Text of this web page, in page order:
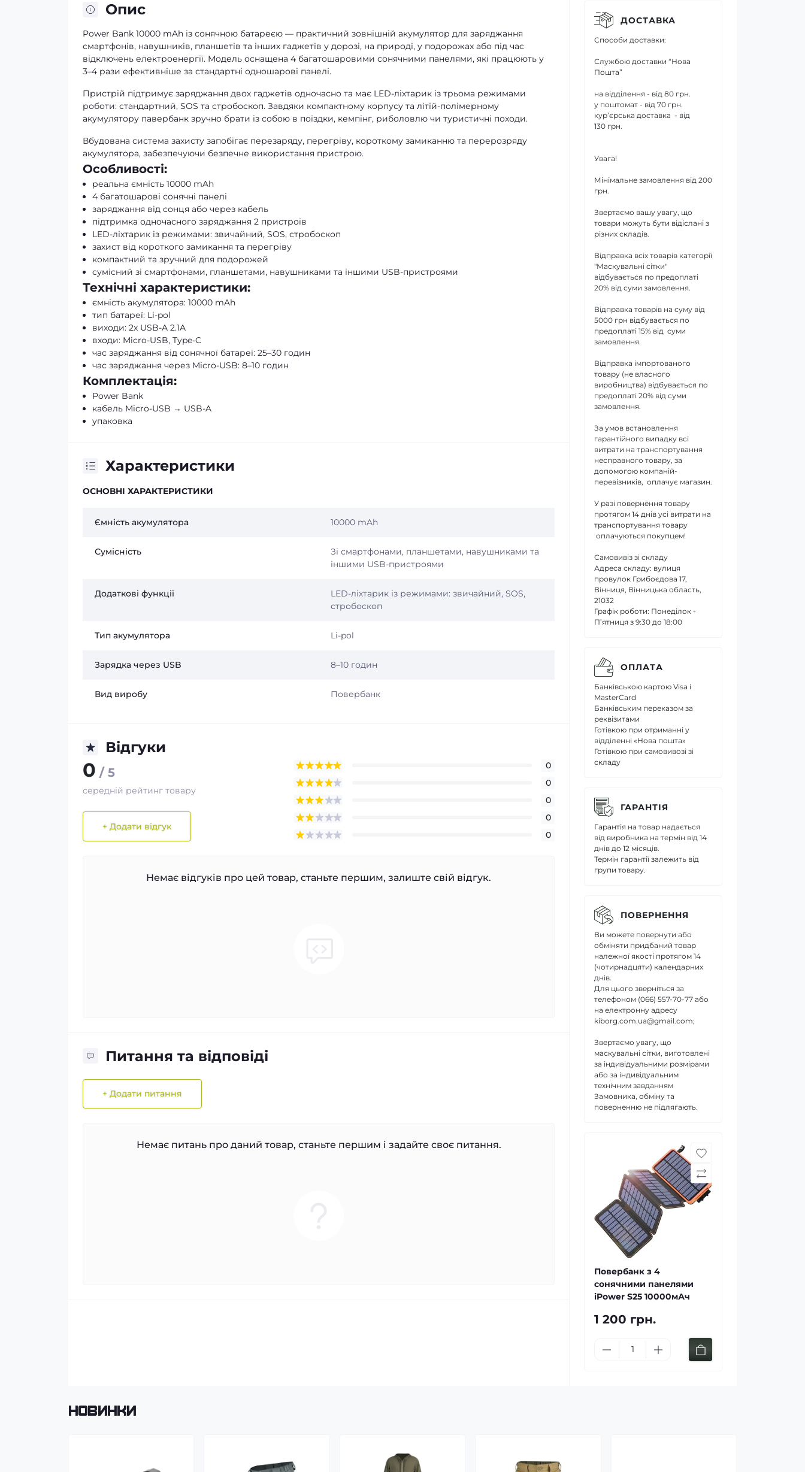
Опис
Power Bank 10000 mAh із сонячною батареєю — практичний зовнішній акумулятор для заряджання
смартфонів, навушників, планшетів та інших гаджетів у дорозі, на природі, у подорожах або під час
відключень електроенергії. Модель оснащена 4 багатошаровими сонячними панелями, які працюють у
3–4 рази ефективніше за стандартні одношарові панелі.
Пристрій підтримує заряджання двох гаджетів одночасно та має LED-ліхтарик із трьома режимами
роботи: стандартний, SOS та стробоскоп. Завдяки компактному корпусу та літій-полімерному
акумулятору павербанк зручно брати із собою в поїздки, кемпінг, риболовлю чи туристичні походи.
Вбудована система захисту запобігає перезаряду, перегріву, короткому замиканню та перерозряду
акумулятора, забезпечуючи безпечне використання пристрою.
Особливості:
реальна ємність 10000 mAh
4 багатошарові сонячні панелі
заряджання від сонця або через кабель
підтримка одночасного заряджання 2 пристроїв
LED-ліхтарик із режимами: звичайний, SOS, стробоскоп
захист від короткого замикання та перегріву
компактний та зручний для подорожей
сумісний зі смартфонами, планшетами, навушниками та іншими USB-пристроями
Технічні характеристики:
ємність акумулятора: 10000 mAh
тип батареї: Li-pol
виходи: 2x USB-A 2.1A
входи: Micro-USB, Type-C
час заряджання від сонячної батареї: 25–30 годин
час заряджання через Micro-USB: 8–10 годин
Комплектація:
Power Bank
кабель Micro-USB → USB-A
упаковка
Характеристики
ОСНОВНІ ХАРАКТЕРИСТИКИ
Ємність акумулятора 10000 mAh
Сумісність
Зі смартфонами, планшетами, навушниками та
іншими USB-пристроями
Додаткові функції
LED-ліхтарик із режимами: звичайний, SOS,
стробоскоп
Тип акумулятора Li-pol
Зарядка через USB 8–10 годин
Вид виробу Повербанк
Відгуки
0 / 5
середній рейтинг товару
+ Додати відгук
0
0
0
0
0
Немає відгуків про цей товар, станьте першим, залиште свій відгук.
Питання та відповіді
+ Додати питання
Немає питань про даний товар, станьте першим і задайте своє питання.
ДОСТАВКА
Способи доставки:
Службою доставки “Нова
Пошта”
на відділення - від 80 грн.
у поштомат - від 70 грн.
кур’єрська доставка - від
130 грн.
Увага!
Мінімальне замовлення від 200
грн.
Звертаємо вашу увагу, що
товари можуть бути відіслані з
різних складів.
Відправка всіх товарів категорії
"Маскувальні сітки"
відбувається по предоплаті
20% від суми замовлення.
Відправка товарів на суму від
5000 грн відбувається по
предоплаті 15% від суми
замовлення.
Відправка імпортованого
товару (не власного
виробництва) відбувається по
предоплаті 20% від суми
замовлення.
За умов встановлення
гарантійного випадку всі
витрати на транспортування
несправного товару, за
допомогою компаній-
перевізників, оплачує магазин.
У разі повернення товару
протягом 14 днів усі витрати на
транспортування товару
оплачуються покупцем!
Самовивіз зі складу
Адреса складу: вулиця
провулок Грибоєдова 17,
Вінниця, Вінницька область,
21032
Графік роботи: Понеділок -
П’ятниця з 9:30 до 18:00
ОПЛАТА
Банківською картою Visa і
MasterCard
Банківським переказом за
реквізитами
Готівкою при отриманні у
відділенні «Нова пошта»
Готівкою при самовивозі зі
складу
ГАРАНТІЯ
Гарантія на товар надається
від виробника на термін від 14
днів до 12 місяців.
Термін гарантії залежить від
групи товару.
ПОВЕРНЕННЯ
Ви можете повернути або
обміняти придбаний товар
належної якості протягом 14
(чотирнадцяти) календарних
днів.
Для цього зверніться за
телефоном (066) 557-70-77 або
на електронну адресу
kiborg.com.ua@gmail.com;
Звертаємо увагу, що
маскувальні сітки, виготовлені
за індивідуальними розмірами
або за індивідуальним
технічним завданням
Замовника, обміну та
поверненню не підлягають.
Повербанк з 4
сонячними панелями
iPower S25 10000мАч
1 200 грн.
Новинки